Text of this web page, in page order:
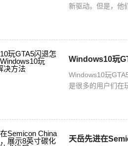
新驱动。但是，他
Windows10玩
Windows10玩
是很多的用户们在
天岳先进在